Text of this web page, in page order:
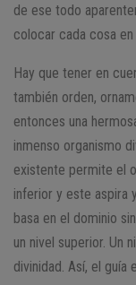
de ese todo
colocar cada cosa en
Hay que tener en
también orden,
entonces una
inmenso organismo
existente permite el
inferior y este aspira
basa en el dominio
un nivel superior. Un
divinidad. Así, el guía